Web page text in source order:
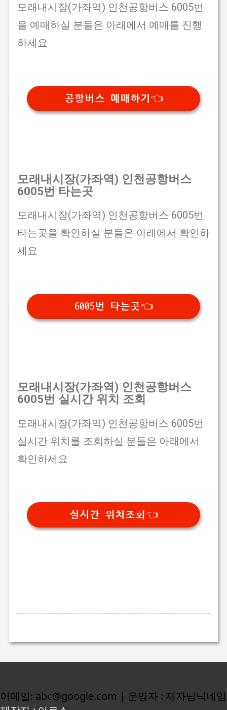
모래내시장(가좌역) 인천공항버스 6005번
을 예매하실 분들은 아래에서 예매를 진행
하세요
공항버스 예매하기👈
모래내시장(가좌역) 인천공항버스
6005번 타는곳
모래내시장(가좌역) 인천공항버스 6005번
타는곳을 확인하실 분들은 아래에서 확인하
세요
6005번 타는곳👈
모래내시장(가좌역) 인천공항버스
6005번 실시간 위치 조회
모래내시장(가좌역) 인천공항버스 6005번
실시간 위치를 조회하실 분들은 아래에서
확인하세요
실시간 위치조회👈
이메일: abc@google.com | 운영자 : 제자님닉네임